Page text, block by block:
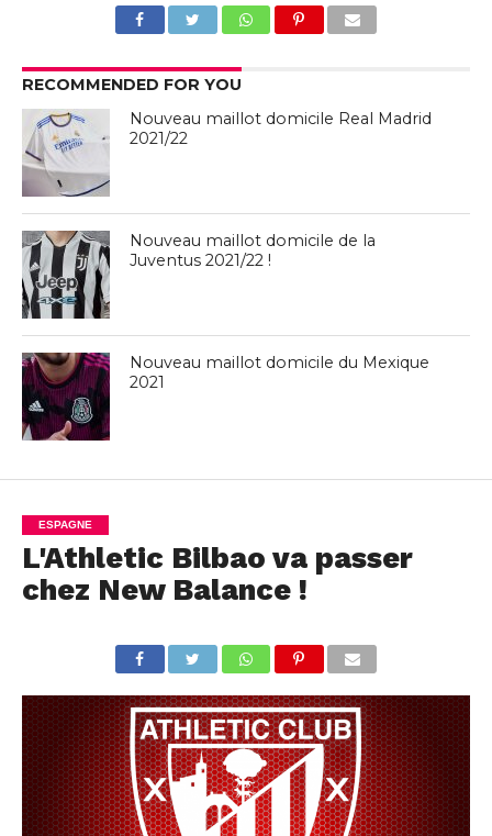
RECOMMENDED FOR YOU
Nouveau maillot domicile Real Madrid
2021/22
Nouveau maillot domicile de la
Juventus 2021/22 !
Nouveau maillot domicile du Mexique
2021
ESPAGNE
L'Athletic Bilbao va passer
chez New Balance !